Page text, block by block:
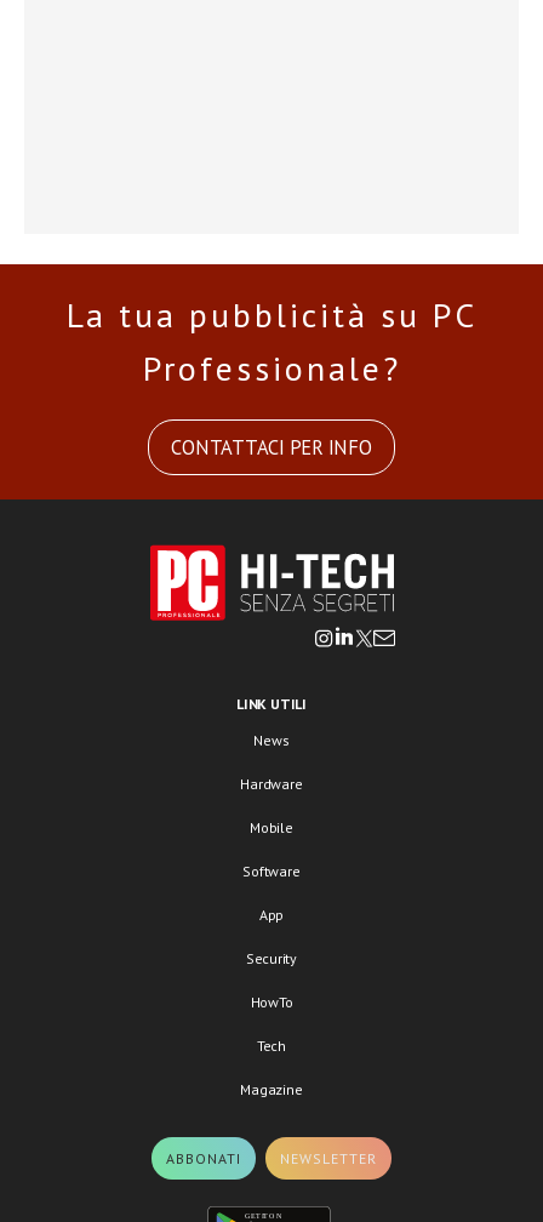
La tua pubblicità su PC
Professionale?
CONTATTACI PER INFO
LINK UTILI
News
Hardware
Mobile
Software
App
Security
HowTo
Tech
Magazine
ABBONATI NEWSLETTER